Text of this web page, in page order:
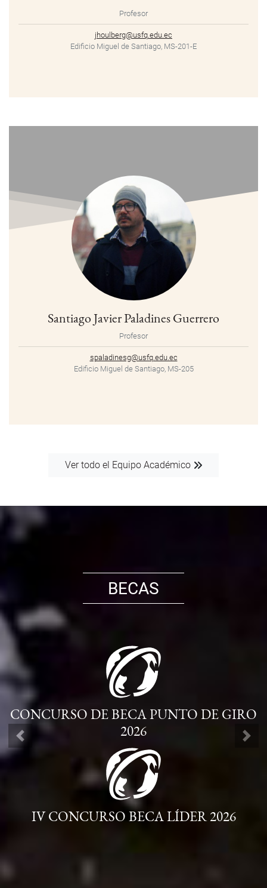
Profesor
jhoulberg@usfq.edu.ec
Edificio Miguel de Santiago, MS-201-E
Santiago Javier Paladines Guerrero
Profesor
spaladinesg@usfq.edu.ec
Edificio Miguel de Santiago, MS-205
Ver todo el Equipo Académico
BECAS
CONCURSO DE BECA PUNTO DE GIRO
2026
IV CONCURSO BECA LÍDER 2026
ANTERIOR